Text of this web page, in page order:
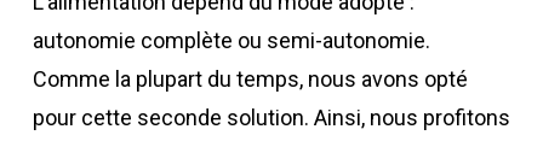
autonomie complète ou semi-autonomie.
Comme la plupart du temps, nous avons opté
pour cette seconde solution. Ainsi, nous profitons